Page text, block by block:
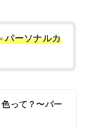
パーソナルカ
って？〜パー